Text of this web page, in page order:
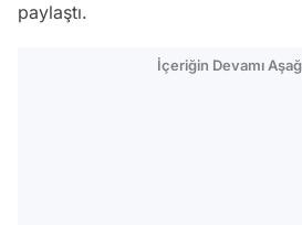
paylaştı.
İçeriğin Devamı